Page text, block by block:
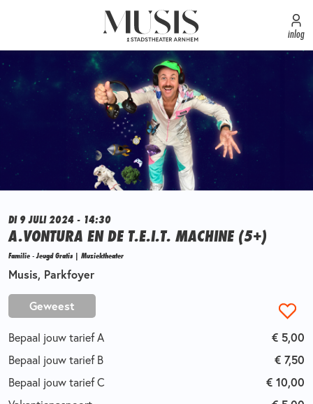
inlog
DI 9 JULI 2024 - 14:30
A.VONTURA EN DE T.E.I.T. MACHINE (5+)
Familie - Jeugd Gratis | Muziektheater
Musis, Parkfoyer
Geweest
Bepaal jouw tarief A € 5,00
Bepaal jouw tarief B € 7,50
Bepaal jouw tarief C € 10,00